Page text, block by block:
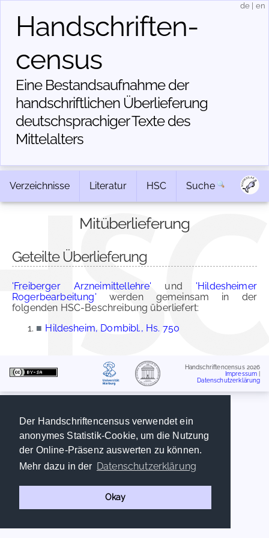
Der Handschriftencensus verwendet ein
anonymes Statistik-Cookie, um die Nutzung
der Online-Präsenz auswerten zu können.
Mehr dazu in der Datenschutzerklärung
Okay
Handschriften­
census
Eine Bestandsaufnahme der
handschriftlichen Über­lieferung
deutschsprachiger Texte des
Mittelalters
de en
Verzeichnisse Literatur HSC Suche
Mitüberlieferung
Geteilte Überlieferung
'Freiberger Arzneimittellehre' und 'Hildesheimer
Rogerbearbeitung' werden gemeinsam in der
folgenden HSC-Beschreibung überliefert:
■ Hildesheim, Dombibl., Hs. 750
Handschriftencensus 2026
Impressum
Datenschutzerklärung